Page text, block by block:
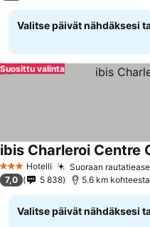
Valitse päivät nähdäksesi
Suosittu valinta
3 Tähtiluokitus
Hotelli Suoraan
ibis Charleroi Centre
7,0 5 838 5.6 km
Valitse päivät nähdäksesi